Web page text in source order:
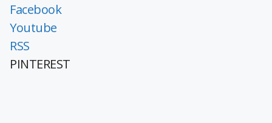
Facebook
Youtube
RSS
PINTEREST